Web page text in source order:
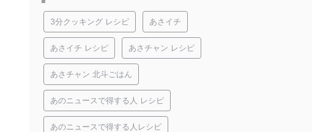
3分クッキング レシピ あさイチ
あさイチ レシピ あさチャン レシピ
あさチャン 北斗ごはん
あのニュースで得する人 レシピ
あのニュースで得する人レシピ